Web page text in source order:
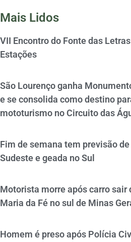
Mais Lidos
VII Encontro do Fonte das
Estações
São Lourenço ganha
e se consolida como destino
mototurismo no Circuito das
Fim de semana tem previsão
Sudeste e geada no Sul
Motorista morre após carro sair
Maria da Fé no sul de Minas
Homem é preso após Polícia